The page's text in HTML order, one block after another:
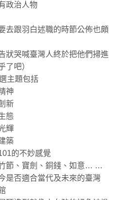
政治人物
去跟羽白述職的時節公佈也頗
狀哭喊臺灣人終於把他們掃進
了吧）
主題包括
神
新
態
輝
築
的不妙感覺
節、寶劍、銅錢、如意… …
是否適合當代及未來的臺灣